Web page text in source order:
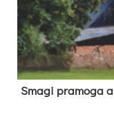
Sma­gi pra­mo­ga